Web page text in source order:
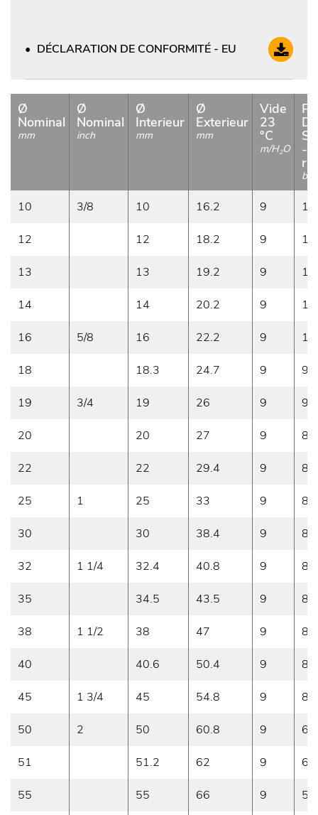
DÉCLARATION DE CONFORMITÉ - EU
Ø
Nominal
mm
Ø
Nominal
inch
Ø
Interieur
mm
Ø
Exterieur
mm
Vide
23
°C
m/H2O
De
-
bar
10 3/8 10 16.2 9 10
12 12 18.2 9 10
13 13 19.2 9 10
14 14 20.2 9 10
16 5/8 16 22.2 9 10
18 18.3 24.7 9 9
19 3/4 19 26 9 9
20 20 27 9 8.5
22 22 29.4 9 8.5
25 1 25 33 9 8.5
30 30 38.4 9 8
32 1 1/4 32.4 40.8 9 8
35 34.5 43.5 9 8
38 1 1/2 38 47 9 8
40 40.6 50.4 9 8
45 1 3/4 45 54.8 9 8
50 2 50 60.8 9 6
51 51.2 62 9 6
55 55 66 9 5.5